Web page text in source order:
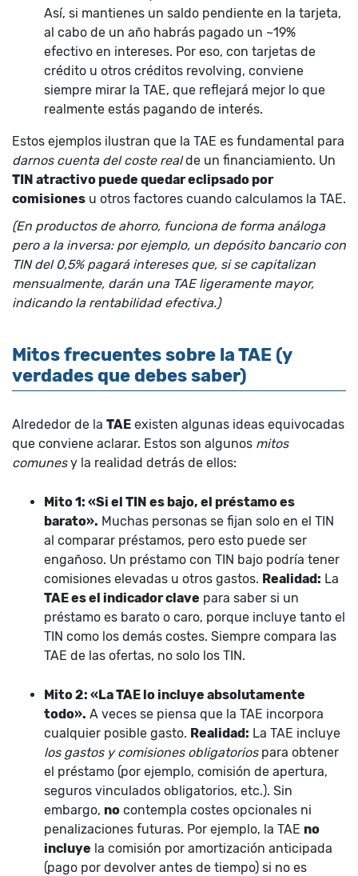
Así, si mantienes un saldo pendiente en la tarjeta,
al cabo de un año habrás pagado un ~19%
efectivo en intereses. Por eso, con tarjetas de
crédito u otros créditos revolving, conviene
siempre mirar la TAE, que reflejará mejor lo que
realmente estás pagando de interés.
Estos ejemplos ilustran que la TAE es fundamental para
darnos cuenta del coste realde un financiamiento. Un
TIN atractivo puede quedar eclipsado por
comisiones u otros factores cuando calculamos la TAE.
(En productos de ahorro, funciona de forma análoga
pero a la inversa: por ejemplo, un depósito bancario con
TIN del 0,5% pagará intereses que, si se capitalizan
mensualmente, darán una TAE ligeramente mayor,
indicando la rentabilidad efectiva.)
Mitos frecuentes sobre la TAE (y
verdades que debes saber)
Alrededor de la TAE existen algunas ideas equivocadas
que conviene aclarar. Estos son algunos mitos
comunesy la realidad detrás de ellos:
Mito 1: «Si el TIN es bajo, el préstamo es
barato». Muchas personas se fijan solo en el TIN
al comparar préstamos, pero esto puede ser
engañoso. Un préstamo con TIN bajo podría tener
comisiones elevadas u otros gastos. Realidad: La
TAE es el indicador clave para saber si un
préstamo es barato o caro, porque incluye tanto el
TIN como los demás costes. Siempre compara las
TAE de las ofertas, no solo los TIN.
Mito 2: «La TAE lo incluye absolutamente
todo». A veces se piensa que la TAE incorpora
cualquier posible gasto. Realidad: La TAE incluye
los gastos y comisiones obligatoriospara obtener
el préstamo (por ejemplo, comisión de apertura,
seguros vinculados obligatorios, etc.). Sin
embargo, no contempla costes opcionales ni
penalizaciones futuras. Por ejemplo, la TAE no
incluye la comisión por amortización anticipada
(pago por devolver antes de tiempo) si no es